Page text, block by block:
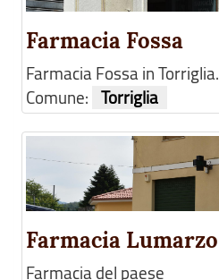
Farmacia Fossa
Farmacia Fossa in Torriglia.
Comune: Torriglia
Farmacia Lumarzo
Farmacia del paese